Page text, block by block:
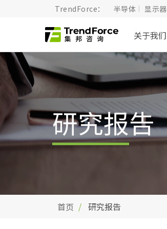
TrendForce： 半导体 显示器
关于我们
研究报告
首页 研究报告